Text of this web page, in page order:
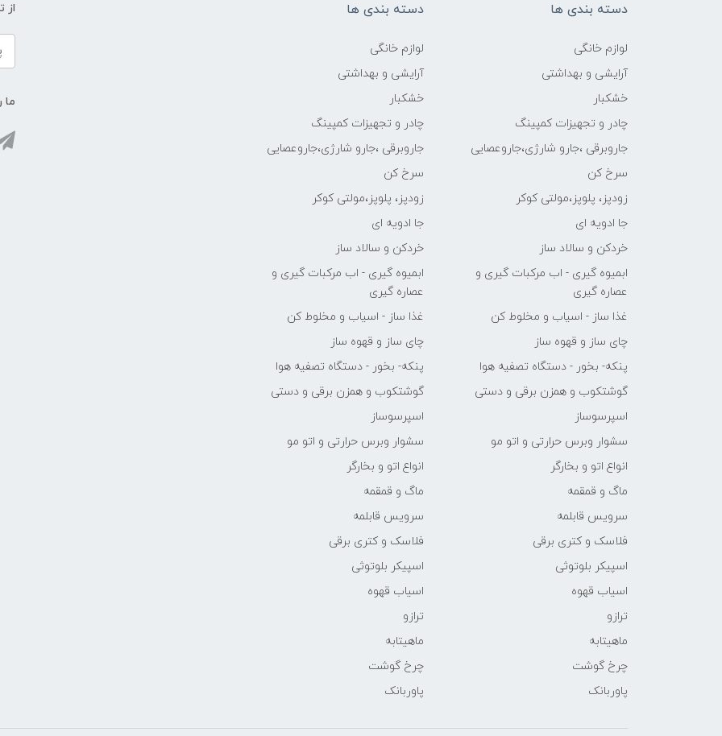
دسته بندی ها
لوازم خانگی
آرایشی و بهداشتی
خشکبار
چادر و تجهیزات کمپینگ
جاروبرقی ،جارو شارژی،جاروعصایی
سرخ کن
زودپز، پلوپز،مولتی کوکر
جا ادویه ای
خردکن و سالاد ساز
ابمیوه گیری - اب مرکبات گیری و
عصاره گیری
غذا ساز - اسیاب و مخلوط کن
چای ساز و قهوه ساز
پنکه- بخور - دستگاه تصفیه هوا
گوشتکوب و همزن برقی و دستی
اسپرسوساز
سشوار وبرس حرارتی و اتو مو
انواع اتو و بخارگر
ماگ و قمقمه
سرویس قابلمه
فلاسک و کتری برقی
اسپیکر بلوتوثی
اسیاب قهوه
ترازو
ماهیتابه
چرخ گوشت
پاوربانک
دسته بندی ها
لوازم خانگی
آرایشی و بهداشتی
خشکبار
چادر و تجهیزات کمپینگ
جاروبرقی ،جارو شارژی،جاروعصایی
سرخ کن
زودپز، پلوپز،مولتی کوکر
جا ادویه ای
خردکن و سالاد ساز
ابمیوه گیری - اب مرکبات گیری و
عصاره گیری
غذا ساز - اسیاب و مخلوط کن
چای ساز و قهوه ساز
پنکه- بخور - دستگاه تصفیه هوا
گوشتکوب و همزن برقی و دستی
اسپرسوساز
سشوار وبرس حرارتی و اتو مو
انواع اتو و بخارگر
ماگ و قمقمه
سرویس قابلمه
فلاسک و کتری برقی
اسپیکر بلوتوثی
اسیاب قهوه
ترازو
ماهیتابه
چرخ گوشت
پاوربانک
از
ما